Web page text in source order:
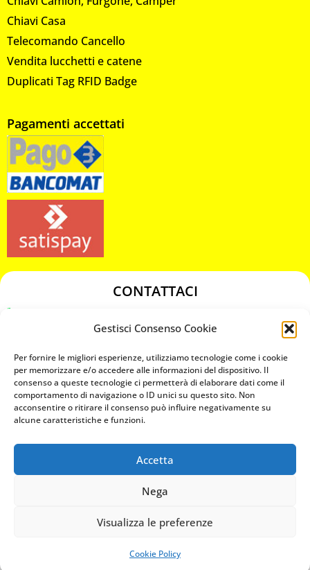
Gestisci Consenso Cookie
Per fornire le migliori esperienze, utilizziamo tecnologie come i cookie
per memorizzare e/o accedere alle informazioni del dispositivo. Il
consenso a queste tecnologie ci permetterà di elaborare dati come il
comportamento di navigazione o ID unici su questo sito. Non
acconsentire o ritirare il consenso può influire negativamente su
alcune caratteristiche e funzioni.
Accetta
Nega
Visualizza le preferenze
Cookie Policy
Chiavi Casa
Telecomando Cancello
Vendita lucchetti e catene
Duplicati Tag RFID Badge
Pagamenti accettati
CONTATTACI
chiavicodificate@gmail.com
Privacy Policy
Cookie Policy
MAPS
CHIAMA ORA
PREVENTIVO IMMEDIATO